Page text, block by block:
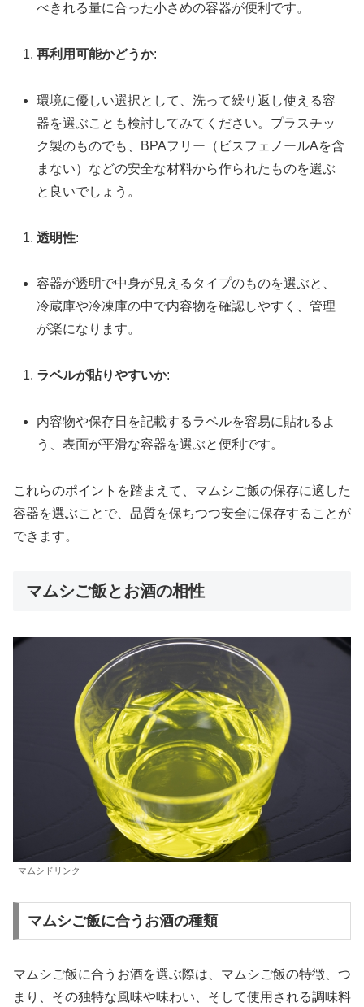
べきれる量に合った小さめの容器が便利です。
再利用可能かどうか:
環境に優しい選択として、洗って繰り返し使える容
器を選ぶことも検討してみてください。プラスチッ
ク製のものでも、BPAフリー（ビスフェノールAを含
まない）などの安全な材料から作られたものを選ぶ
と良いでしょう。
透明性:
容器が透明で中身が見えるタイプのものを選ぶと、
冷蔵庫や冷凍庫の中で内容物を確認しやすく、管理
が楽になります。
ラベルが貼りやすいか:
内容物や保存日を記載するラベルを容易に貼れるよ
う、表面が平滑な容器を選ぶと便利です。
これらのポイントを踏まえて、マムシご飯の保存に適した
容器を選ぶことで、品質を保ちつつ安全に保存することが
できます。
マムシご飯とお酒の相性
マムシドリンク
マムシご飯に合うお酒の種類
マムシご飯に合うお酒を選ぶ際は、マムシご飯の特徴、つ
まり、その独特な風味や味わい、そして使用される調味料